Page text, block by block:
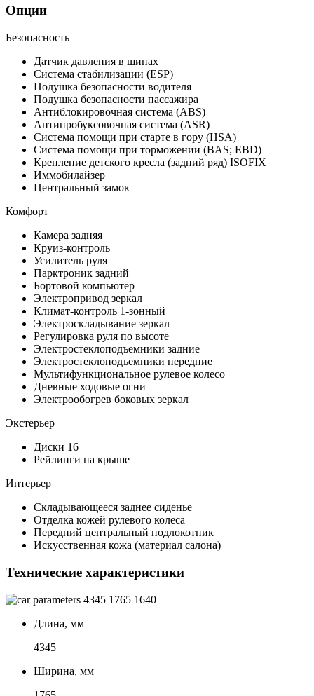
Опции
Безопасность
Датчик давления в шинах
Система стабилизации (ESP)
Подушка безопасности водителя
Подушка безопасности пассажира
Антиблокировочная система (ABS)
Антипробуксовочная система (ASR)
Система помощи при старте в гору (HSA)
Система помощи при торможении (BAS; EBD)
Крепление детского кресла (задний ряд) ISOFIX
Иммобилайзер
Центральный замок
Комфорт
Камера задняя
Круиз-контроль
Усилитель руля
Парктроник задний
Бортовой компьютер
Электропривод зеркал
Климат-контроль 1-зонный
Электроскладывание зеркал
Регулировка руля по высоте
Электростеклоподъемники задние
Электростеклоподъемники передние
Мультифункциональное рулевое колесо
Дневные ходовые огни
Электрообогрев боковых зеркал
Экстерьер
Диски 16
Рейлинги на крыше
Интерьер
Складывающееся заднее сиденье
Отделка кожей рулевого колеса
Передний центральный подлокотник
Искусственная кожа (материал салона)
Технические характеристики
4345 1765 1640
Длина, мм
4345
Ширина, мм